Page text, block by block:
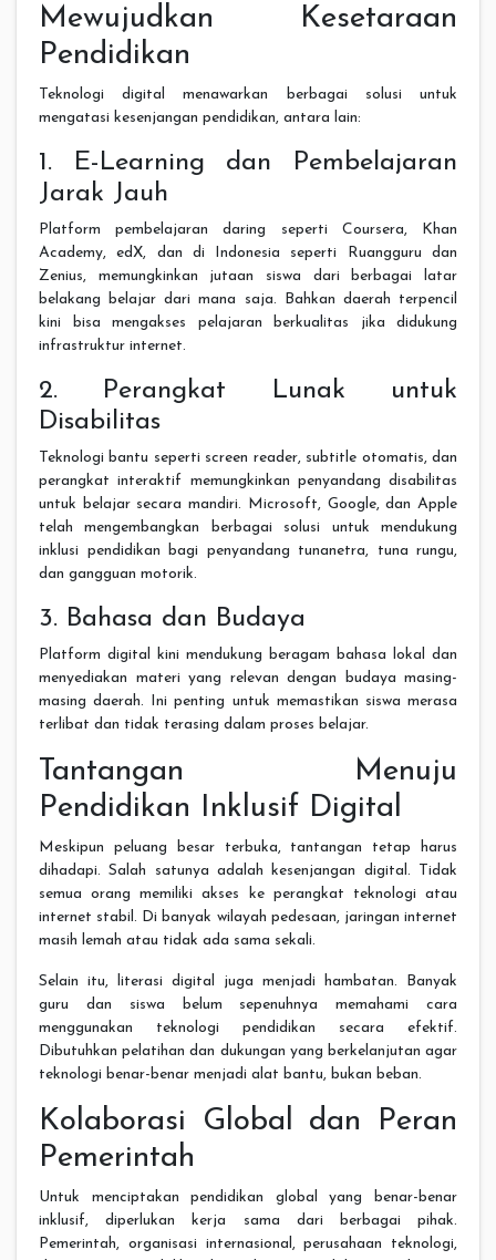
Mewujudkan Kesetaraan
Pendidikan
Teknologi digital menawarkan berbagai solusi untuk
mengatasi kesenjangan pendidikan, antara lain:
1. E-Learning dan Pembelajaran
Jarak Jauh
Platform pembelajaran daring seperti Coursera, Khan
Academy, edX, dan di Indonesia seperti Ruangguru dan
Zenius, memungkinkan jutaan siswa dari berbagai latar
belakang belajar dari mana saja. Bahkan daerah terpencil
kini bisa mengakses pelajaran berkualitas jika didukung
infrastruktur internet.
2. Perangkat Lunak untuk
Disabilitas
Teknologi bantu seperti screen reader, subtitle otomatis, dan
perangkat interaktif memungkinkan penyandang disabilitas
untuk belajar secara mandiri. Microsoft, Google, dan Apple
telah mengembangkan berbagai solusi untuk mendukung
inklusi pendidikan bagi penyandang tunanetra, tuna rungu,
dan gangguan motorik.
3. Bahasa dan Budaya
Platform digital kini mendukung beragam bahasa lokal dan
menyediakan materi yang relevan dengan budaya masing-
masing daerah. Ini penting untuk memastikan siswa merasa
terlibat dan tidak terasing dalam proses belajar.
Tantangan Menuju
Pendidikan Inklusif Digital
Meskipun peluang besar terbuka, tantangan tetap harus
dihadapi. Salah satunya adalah kesenjangan digital. Tidak
semua orang memiliki akses ke perangkat teknologi atau
internet stabil. Di banyak wilayah pedesaan, jaringan internet
masih lemah atau tidak ada sama sekali.
Selain itu, literasi digital juga menjadi hambatan. Banyak
guru dan siswa belum sepenuhnya memahami cara
menggunakan teknologi pendidikan secara efektif.
Dibutuhkan pelatihan dan dukungan yang berkelanjutan agar
teknologi benar-benar menjadi alat bantu, bukan beban.
Kolaborasi Global dan Peran
Pemerintah
Untuk menciptakan pendidikan global yang benar-benar
inklusif, diperlukan kerja sama dari berbagai pihak.
Pemerintah, organisasi internasional, perusahaan teknologi,